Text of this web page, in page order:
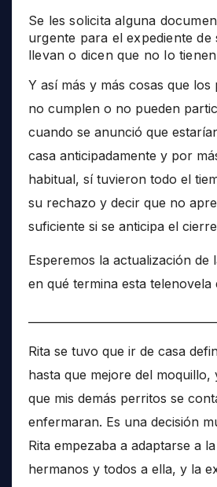
Se les solicita alguna
urgente para el expediente de
llevan o dicen que no lo
Y así más y más cosas que los
no cumplen o no pueden
cuando se anunció que
casa anticipadamente y por
habitual, sí tuvieron todo el
su rechazo y decir que no
suficiente si se anticipa el
Esperemos la actualización de
en qué termina esta telenovela
Rita se tuvo que ir de casa
hasta que mejore del moquillo,
que mis demás perritos se
enfermaran. Es una decisión
Rita empezaba a adaptarse a
hermanos y todos a ella, y la